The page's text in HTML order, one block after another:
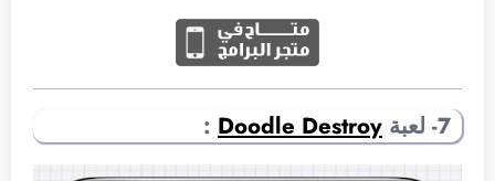
7- لعبة Doodle Destroy
: